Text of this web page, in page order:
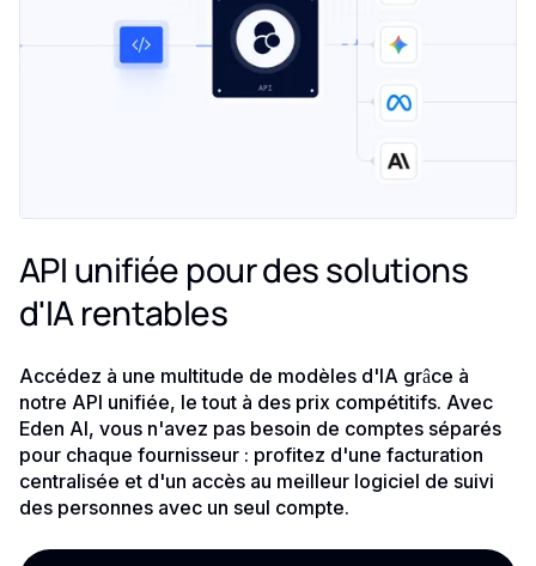
API unifiée pour des solutions
d'IA rentables
Accédez à une multitude de modèles d'IA grâce à
notre API unifiée, le tout à des prix compétitifs. Avec
Eden AI, vous n'avez pas besoin de comptes séparés
pour chaque fournisseur : profitez d'une facturation
centralisée et d'un accès au meilleur logiciel de suivi
des personnes avec un seul compte.